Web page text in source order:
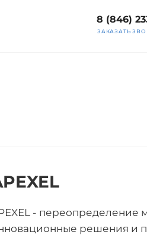
8 (846)
ЗАКАЗАТЬ
- переопределение
решения и